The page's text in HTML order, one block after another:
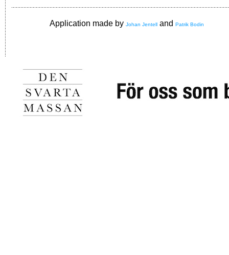
Application made by Johan Jentell and Patrik Bodin